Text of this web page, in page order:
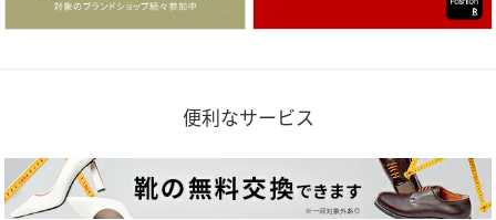
便利なサービス